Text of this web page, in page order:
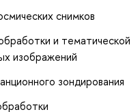
снимков
и тематической
изображений
зондирования